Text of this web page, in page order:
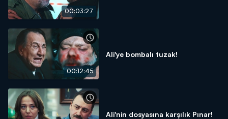
00:03:27
00:12:45
Ali'ye bombalı tuzak!
Ali'nin dosyasına karşılık Pınar!